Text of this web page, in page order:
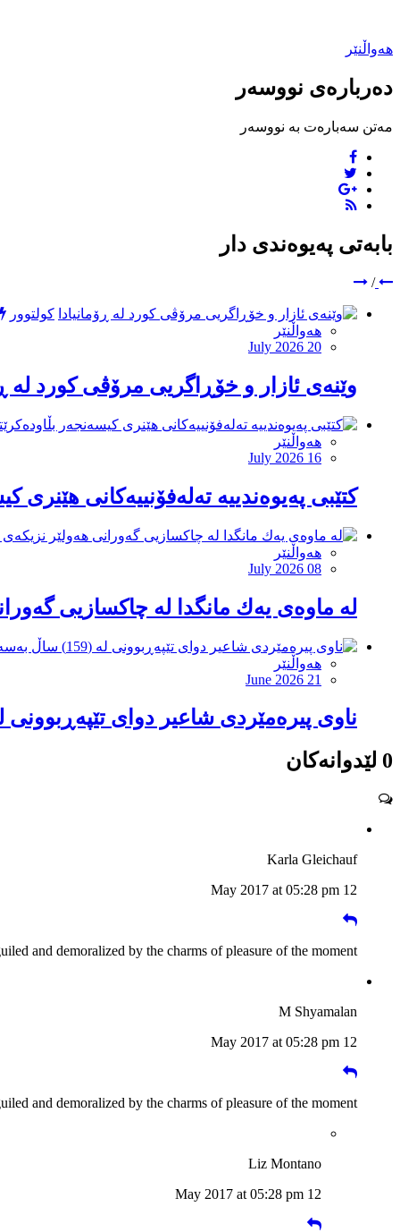
هەواڵنێر
دەربارەی نووسەر
مەتن سەبارەت بە نووسەر
بابەتی پەیوەندی دار
/
کولتوور
هەواڵنێر
July 2026 20
وێنەی ئازار و خۆڕاگریی مرۆڤی كورد لە
هەواڵنێر
July 2026 16
کتێبى پەیوەندییە تەلەفۆنییەکانى هێنرى
هەواڵنێر
July 2026 08
لە ماوەی یەك مانگدا لە چاکسازیی گەورانی هەولێر نزیكەی
هەواڵنێر
June 2026 21
ناوی پیرەمێردی شاعیر دوای تێپەڕبوونی لە (159) ساڵ بەسەر
0 لێدوانەکان
Karla Gleichauf
12 May 2017 at 05:28 pm
and demoralized by the charms of pleasure of the moment
M Shyamalan
12 May 2017 at 05:28 pm
and demoralized by the charms of pleasure of the moment
Liz Montano
12 May 2017 at 05:28 pm